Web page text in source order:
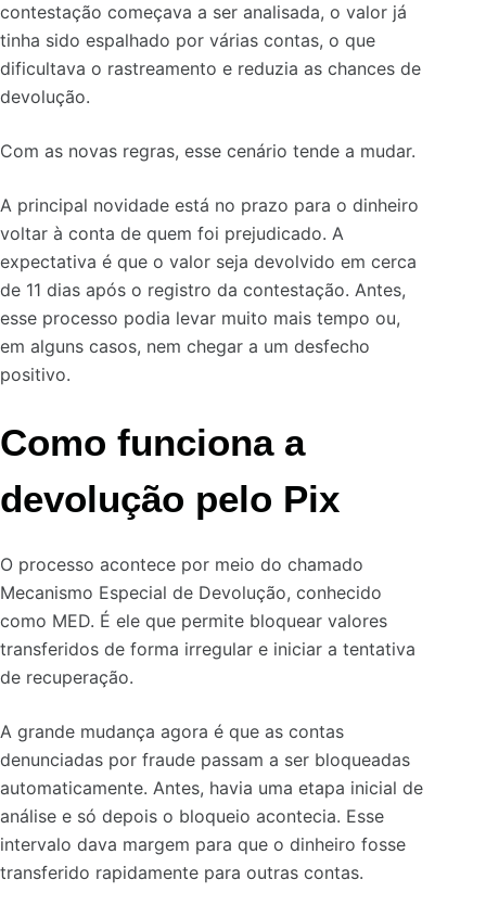
contestação começava a ser analisada, o valor já
tinha sido espalhado por várias contas, o que
dificultava o rastreamento e reduzia as chances de
devolução.
Com as novas regras, esse cenário tende a mudar.
A principal novidade está no prazo para o dinheiro
voltar à conta de quem foi prejudicado. A
expectativa é que o valor seja devolvido em cerca
de 11 dias após o registro da contestação. Antes,
esse processo podia levar muito mais tempo ou,
em alguns casos, nem chegar a um desfecho
positivo.
Como funciona a
devolução pelo Pix
O processo acontece por meio do chamado
Mecanismo Especial de Devolução, conhecido
como MED. É ele que permite bloquear valores
transferidos de forma irregular e iniciar a tentativa
de recuperação.
A grande mudança agora é que as contas
denunciadas por fraude passam a ser bloqueadas
automaticamente. Antes, havia uma etapa inicial de
análise e só depois o bloqueio acontecia. Esse
intervalo dava margem para que o dinheiro fosse
transferido rapidamente para outras contas.